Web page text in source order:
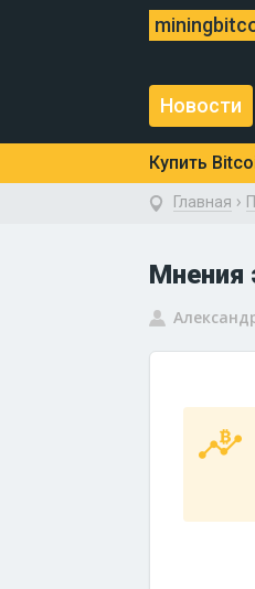
Новости
Купить
Главная ›
Мнения